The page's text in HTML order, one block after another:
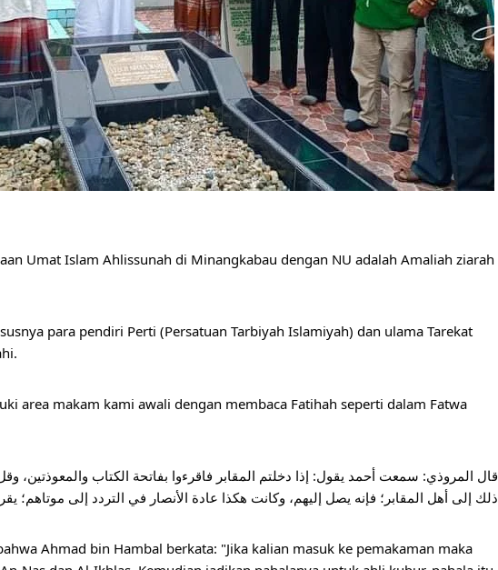
Umat Islam Ahlissunah di Minangkabau dengan NU adalah Amaliah ziarah
para pendiri Perti (Persatuan Tarbiyah Islamiyah) dan ulama Tarekat
area makam kami awali dengan membaca Fatihah seperti dalam Fatwa
ﺫﻟﻚ ﺇﻟﻰ ﺃﻫﻞ اﻟﻤﻘﺎﺑﺮ؛ ﻓﺈﻧﻪ ﻳﺼﻞ ﺇﻟﻴﻬﻢ، ﻭﻛﺎﻧﺖ ﻫﻜﺬا ﻋﺎﺩﺓ اﻷﻧﺼﺎﺭ ﻓﻲ اﻟﺘﺮﺩﺩ ﺇﻟﻰ ﻣﻮﺗﺎﻫﻢ؛
Ahmad bin Hambal berkata: "Jika kalian masuk ke pemakaman maka